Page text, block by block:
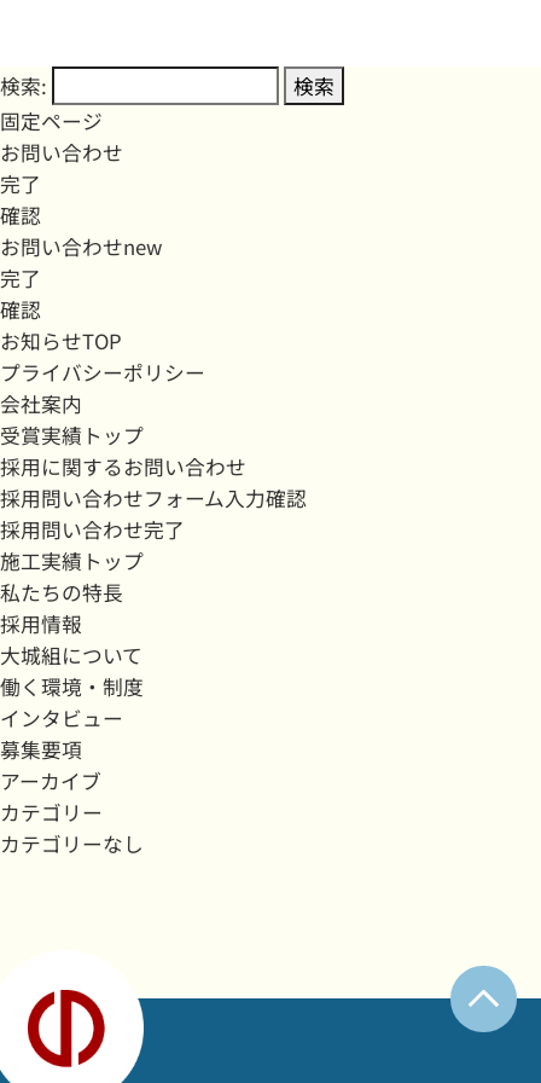
検索:
固定ページ
お問い合わせ
完了
確認
お問い合わせnew
完了
確認
お知らせTOP
プライバシーポリシー
会社案内
受賞実績トップ
採用に関するお問い合わせ
採用問い合わせフォーム入力確認
採用問い合わせ完了
施工実績トップ
私たちの特長
採用情報
大城組について
働く環境・制度
インタビュー
募集要項
アーカイブ
カテゴリー
カテゴリーなし